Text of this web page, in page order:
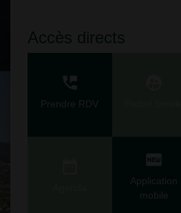
Accès directs
perm_phone_msg
Prendre RDV
fiber_new
Application
mobile